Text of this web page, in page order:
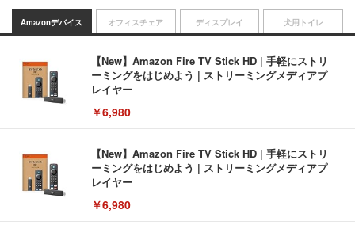
Amazonデバイス
【New】Amazon Fire TV Stick HD | 手軽にストリ
ーミングをはじめよう | ストリーミングメディアプ
レイヤー
￥6,980
【New】Amazon Fire TV Stick HD | 手軽にストリ
ーミングをはじめよう | ストリーミングメディアプ
レイヤー
￥6,980
オフィスチェア ディスプレイ 犬用トイレ